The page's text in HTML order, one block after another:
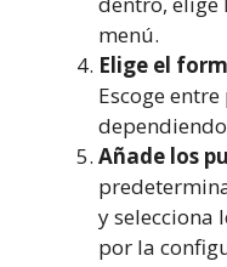
menú.
Elige el
Escoge
Añade los
y selecciona
por la